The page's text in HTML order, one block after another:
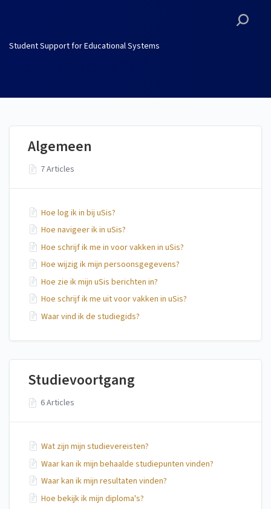
Student Support for Educational Systems
Algemeen
7 Articles
Hoe log ik in bij uSis?
Hoe navigeer ik in uSis?
Hoe schrijf ik me in voor vakken in uSis?
Hoe wijzig ik mijn persoonsgegevens?
Hoe zie ik mijn uSis berichten in?
Hoe schrijf ik me uit voor vakken in uSis?
Waar vind ik de studiegids?
Studievoortgang
6 Articles
Wat zijn mijn studievereisten?
Waar kan ik mijn behaalde studiepunten vinden?
Waar kan ik mijn resultaten vinden?
Hoe bekijk ik mijn diploma's?